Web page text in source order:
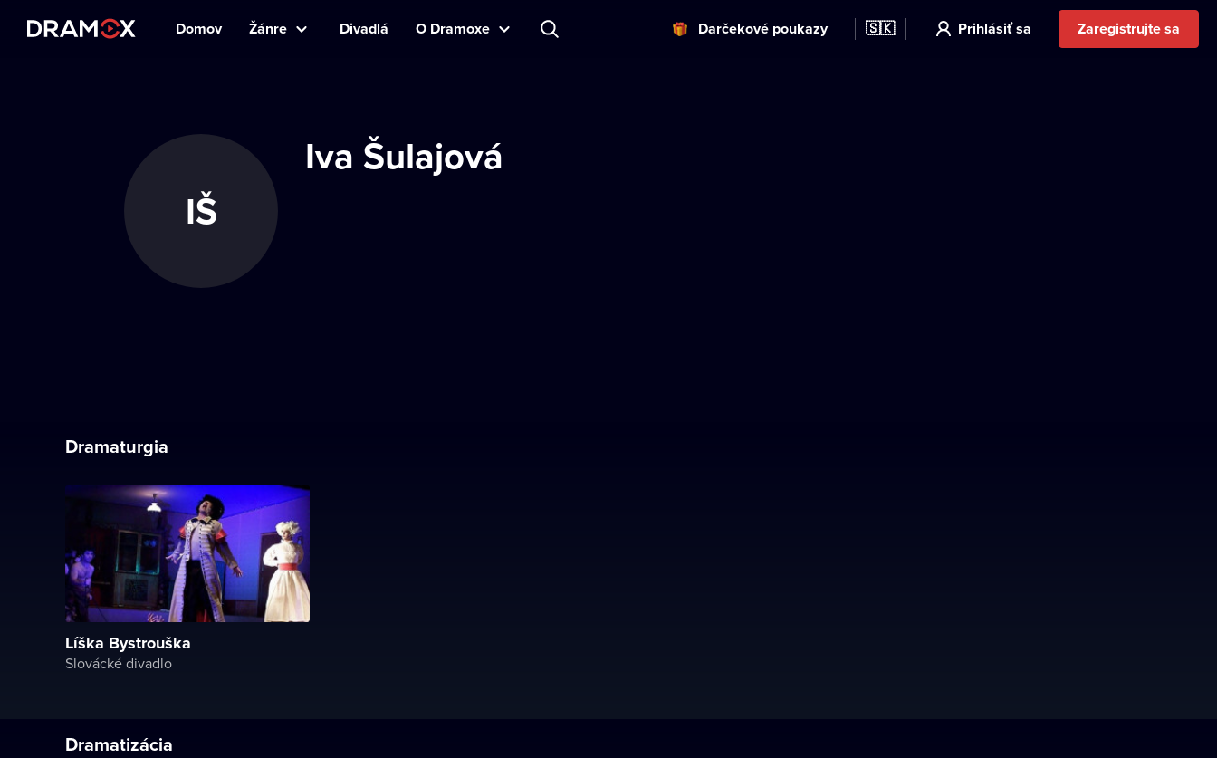
Domov Žánre Divadlá O Dramoxe Darčekové poukazy 🇸🇰 Prihlásiť sa Zaregistrujte sa
IŠ
Iva Šulajová
Dramaturgia
Líška Bystrouška
Slovácké divadlo
Dramatizácia